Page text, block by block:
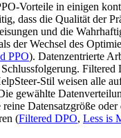
Vorteile in einigen
dass die Qualität der
und die
der Wechsel des
PPO). Datenzentrierte
Filtered
Stil weisen alle
gewählte
Datensatzgröße oder
(Filtered DPO, Less is